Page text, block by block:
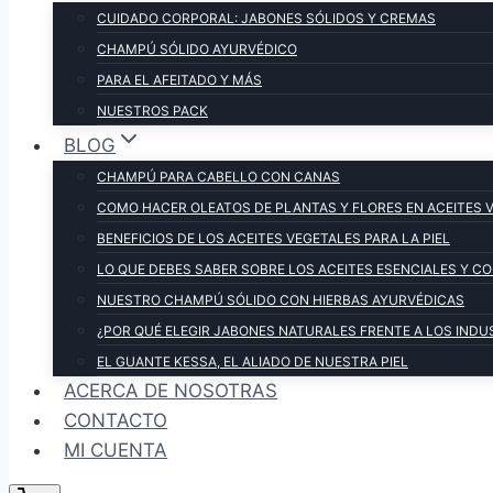
CUIDADO CORPORAL: JABONES SÓLIDOS Y CREMAS
CHAMPÚ SÓLIDO AYURVÉDICO
PARA EL AFEITADO Y MÁS
NUESTROS PACK
BLOG
CHAMPÚ PARA CABELLO CON CANAS
COMO HACER OLEATOS DE PLANTAS Y FLORES EN ACEITES
BENEFICIOS DE LOS ACEITES VEGETALES PARA LA PIEL
LO QUE DEBES SABER SOBRE LOS ACEITES ESENCIALES Y
NUESTRO CHAMPÚ SÓLIDO CON HIERBAS AYURVÉDICAS
¿POR QUÉ ELEGIR JABONES NATURALES FRENTE A LOS
EL GUANTE KESSA, EL ALIADO DE NUESTRA PIEL
ACERCA DE NOSOTRAS
CONTACTO
MI CUENTA